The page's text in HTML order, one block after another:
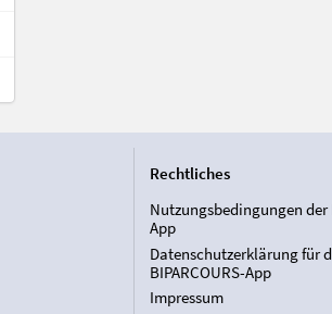
Rechtliches
Nutzungsbedingungen der
App
Datenschutzerklärung für
BIPARCOURS-App
Impressum